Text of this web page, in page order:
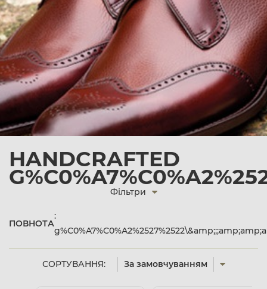
HANDCRAFTED
СОРТУВАННЯ: За замовчуванням
Фільтри
ПОВНОТА
: